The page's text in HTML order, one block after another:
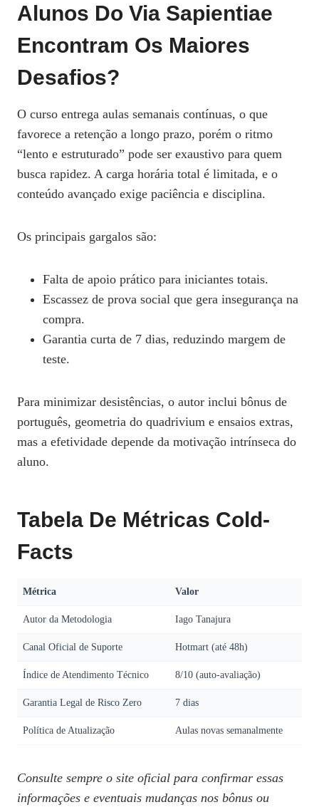
Alunos Do Via Sapientiae
Encontram Os Maiores
Desafios?
O curso entrega aulas semanais contínuas, o que
favorece a retenção a longo prazo, porém o ritmo
“lento e estruturado” pode ser exaustivo para quem
busca rapidez. A carga horária total é limitada, e o
conteúdo avançado exige paciência e disciplina.
Os principais gargalos são:
Falta de apoio prático para iniciantes totais.
Escassez de prova social que gera insegurança na
compra.
Garantia curta de 7 dias, reduzindo margem de
teste.
Para minimizar desistências, o autor inclui bônus de
português, geometria do quadrivium e ensaios extras,
mas a efetividade depende da motivação intrínseca do
aluno.
Tabela De Métricas Cold-
Facts
Métrica Valor
Autor da Metodologia Iago Tanajura
Canal Oficial de Suporte Hotmart (até 48h)
Índice de Atendimento Técnico 8/10 (auto‑avaliação)
Garantia Legal de Risco Zero 7 dias
Política de Atualização Aulas novas semanalmente
Consulte sempre o site oficial para confirmar essas
informações e eventuais mudanças nos bônus ou